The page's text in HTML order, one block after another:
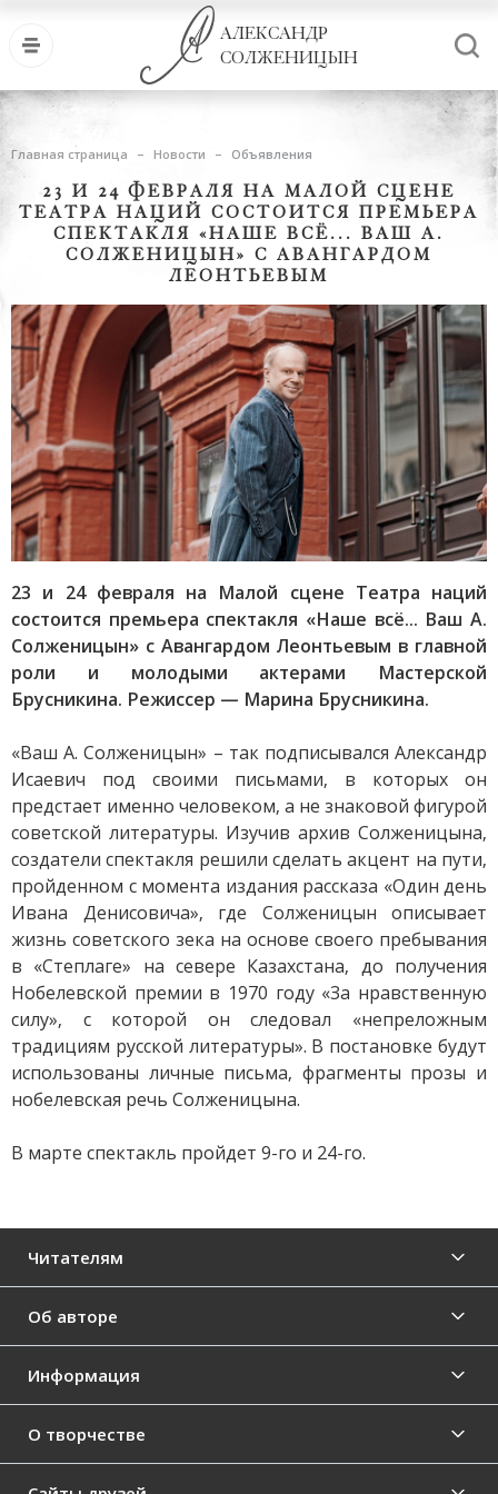
АЛЕКСАНДР
СОЛЖЕНИЦЫН
Главная страница Новости Объявления
23 И 24 ФЕВРАЛЯ НА МАЛОЙ СЦЕНЕ
ТЕАТРА НАЦИЙ СОСТОИТСЯ ПРЕМЬЕРА
СПЕКТАКЛЯ «НАШЕ ВСЁ... ВАШ А.
СОЛЖЕНИЦЫН» С АВАНГАРДОМ
ЛЕОНТЬЕВЫМ
23 и 24 февраля на Малой сцене Театра наций
состоится премьера спектакля «Наше всё... Ваш А.
Солженицын» с Авангардом Леонтьевым в главной
роли и молодыми актерами Мастерской
Брусникина. Режиссер — Марина Брусникина.
«Ваш А. Солженицын» – так подписывался Александр
Исаевич под своими письмами, в которых он
предстает именно человеком, а не знаковой фигурой
советской литературы. Изучив архив Солженицына,
создатели спектакля решили сделать акцент на пути,
пройденном с момента издания рассказа «Один день
Ивана Денисовича», где Солженицын описывает
жизнь советского зека на основе своего пребывания
в «Степлаге» на севере Казахстана, до получения
Нобелевской премии в 1970 году «За нравственную
силу», с которой он следовал «непреложным
традициям русской литературы». В постановке будут
использованы личные письма, фрагменты прозы и
нобелевская речь Солженицына.
В марте спектакль пройдет 9-го и 24-го.
Читателям
Об авторе
Информация
О творчестве